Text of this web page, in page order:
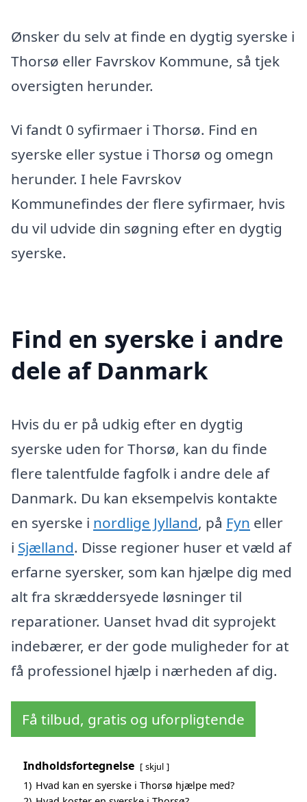
Ønsker du selv at finde en dygtig syerske i
Thorsø eller Favrskov Kommune, så tjek
oversigten herunder.
Vi fandt 0 syfirmaer i Thorsø. Find en
syerske eller systue i Thorsø og omegn
herunder. I hele Favrskov
Kommunefindes der flere syfirmaer, hvis
du vil udvide din søgning efter en dygtig
syerske.
Find en syerske i andre
dele af Danmark
Hvis du er på udkig efter en dygtig
syerske uden for Thorsø, kan du finde
flere talentfulde fagfolk i andre dele af
Danmark. Du kan eksempelvis kontakte
en syerske i nordlige Jylland, på Fyn eller
i Sjælland. Disse regioner huser et væld af
erfarne syersker, som kan hjælpe dig med
alt fra skræddersyede løsninger til
reparationer. Uanset hvad dit syprojekt
indebærer, er der gode muligheder for at
få professionel hjælp i nærheden af dig.
Få tilbud, gratis og uforpligtende
Indholdsfortegnelse skjul
1) Hvad kan en syerske i Thorsø hjælpe med?